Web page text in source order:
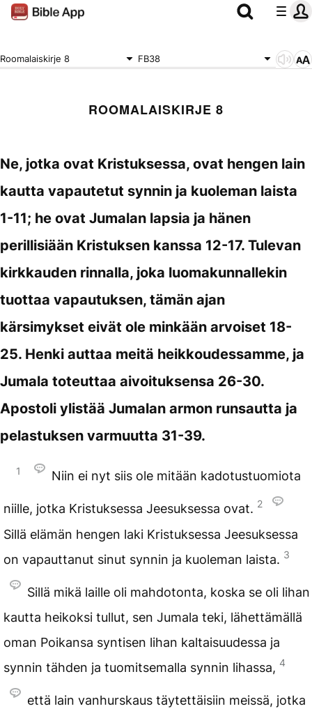
Roomalaiskirje 8 FB38
ROOMALAISKIRJE 8
Ne, jotka ovat Kristuksessa, ovat hengen lain
kautta vapautetut synnin ja kuoleman laista
1-11; he ovat Jumalan lapsia ja hänen
perillisiään Kristuksen kanssa 12-17. Tulevan
kirkkauden rinnalla, joka luomakunnallekin
tuottaa vapautuksen, tämän ajan
kärsimykset eivät ole minkään arvoiset 18-
25. Henki auttaa meitä heikkoudessamme, ja
Jumala toteuttaa aivoituksensa 26-30.
Apostoli ylistää Jumalan armon runsautta ja
pelastuksen varmuutta 31-39.
1 Niin ei nyt siis ole mitään kadotustuomiota
niille, jotka Kristuksessa Jeesuksessa ovat. 2
Sillä elämän hengen laki Kristuksessa Jeesuksessa
on vapauttanut sinut synnin ja kuoleman laista. 3
Sillä mikä laille oli mahdotonta, koska se oli lihan
kautta heikoksi tullut, sen Jumala teki, lähettämällä
oman Poikansa syntisen lihan kaltaisuudessa ja
synnin tähden ja tuomitsemalla synnin lihassa, 4
että lain vanhurskaus täytettäisiin meissä, jotka